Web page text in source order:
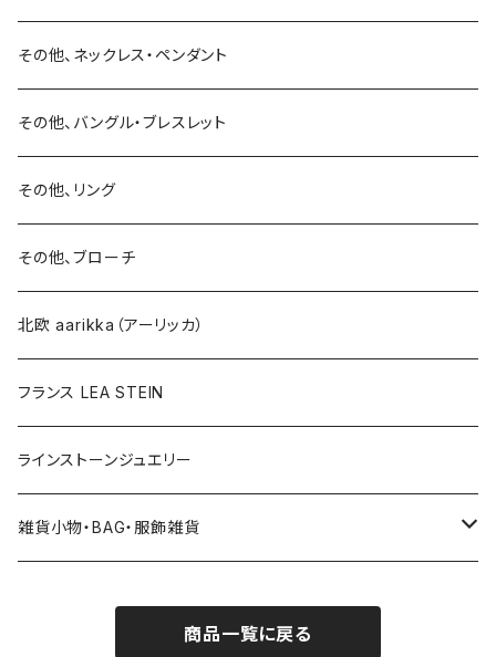
リング
15号以上
ピアス
イヤリング
ブローチ
その他
リング
バングル・ブレスレット
ブローチ
ネックレス
ピアス
イヤリング
その他、ネックレス・ペンダント
その他、バングル・ブレスレット
その他、リング
その他、ブローチ
北欧 aarikka（アーリッカ）
フランス LEA STEIN
ラインストーンジュエリー
雑貨小物・BAG・服飾雑貨
商品一覧に戻る